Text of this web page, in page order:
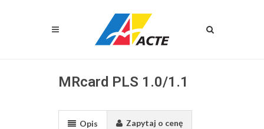
MRcard PLS 1.0/1.1
Opis Zapytaj o cenę